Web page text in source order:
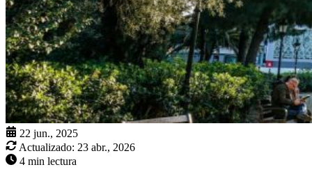
22 jun., 2025
Actualizado: 23 abr., 2026
4 min lectura